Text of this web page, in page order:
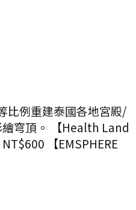
比例重建泰國各地宮殿/
穹頂。 【Health Land
【EMSPHERE